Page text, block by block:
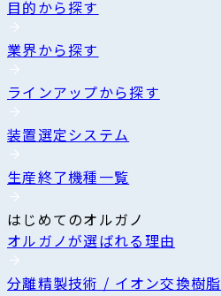
目的から探す
業界から探す
ラインアップから探す
装置選定システム
生産終了機種一覧
はじめてのオルガノ
オルガノが選ばれる理由
分離精製技術 / イオン交換樹脂